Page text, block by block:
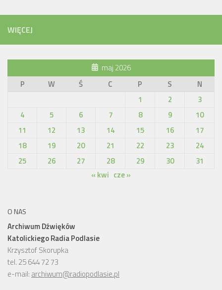
WIĘCEJ
maj 2026
P
W Ś C P S
N
1
2
3
4
5 6 7 8 9
10
11
12 13 14 15 16
17
18
19 20 21 22 23
24
25
26 27 28 29 30
31
« kwi cze »
O NAS
Archiwum Dźwięków
Katolickiego Radia Podlasie
Krzysztof Skorupka
tel. 25 644 72 73
e-mail: archiwum@radiopodlasie.pl